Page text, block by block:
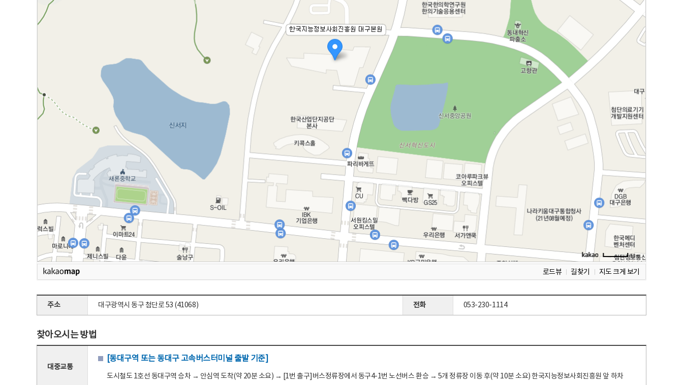
로드뷰 길찾기 지도 크게 보기
주소 대구광역시 동구 첨단로 53 (41068) 전화 053-230-1114
찾아오시는 방법
대중교통
[동대구역 또는 동대구 고속버스터미널 출발 기준]
도시철도 1호선 동대구역 승차 → 안심역 도착(약 20분 소요) → [1번 출구]버스정류장에서 동구4-1번 노선버스 환승 → 5개 정류장 이동 후(약 10분 소요) 한국지능정보사회진흥원 앞 하차